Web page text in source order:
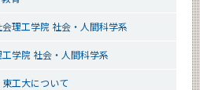
理工学院 社会・人間科学系
学院 社会・人間科学系
工大について